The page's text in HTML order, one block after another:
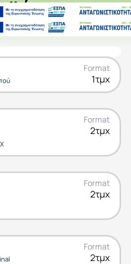
Format
1τμχ
Format
2τμχ
Format
2τμχ
Format
2τμχ